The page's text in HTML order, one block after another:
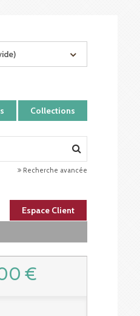
Collections
Recherche avancée
Espace Client
€